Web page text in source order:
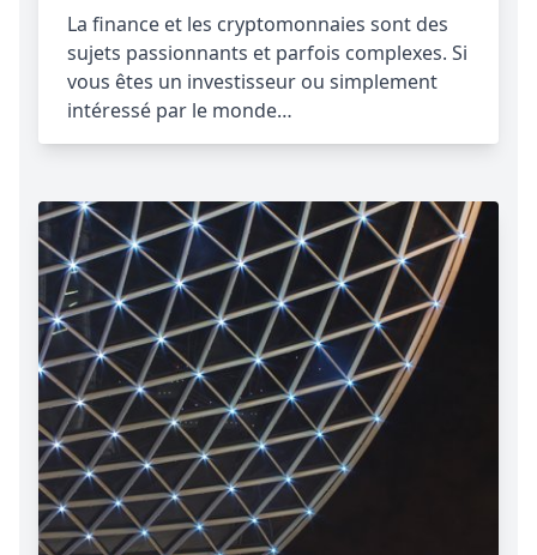
La finance et les cryptomonnaies sont des
sujets passionnants et parfois complexes. Si
vous êtes un investisseur ou simplement
intéressé par le monde…